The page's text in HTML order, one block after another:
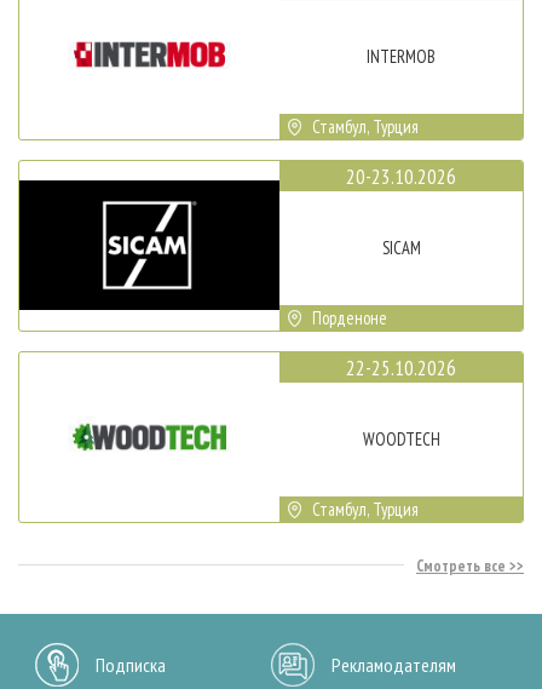
INTERMOB
Стамбул, Турция
20-23.10.2026
SICAM
Порденоне
22-25.10.2026
WOODTECH
Стамбул, Турция
Смотреть все
Подписка Рекламодателям